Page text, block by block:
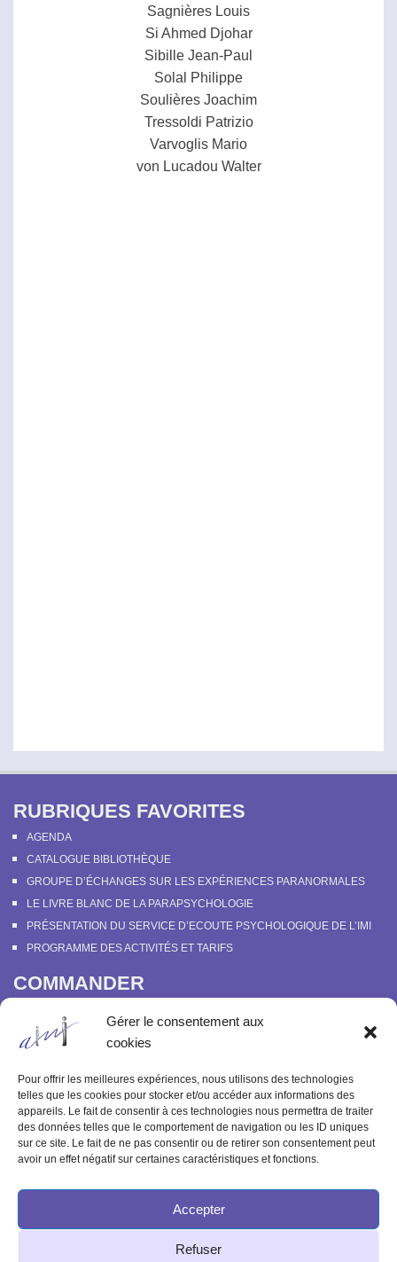
Gérer le consentement aux
cookies
Pour offrir les meilleures expériences, nous utilisons des technologies
telles que les cookies pour stocker et/ou accéder aux informations des
appareils. Le fait de consentir à ces technologies nous permettra de traiter
des données telles que le comportement de navigation ou les ID uniques
sur ce site. Le fait de ne pas consentir ou de retirer son consentement peut
avoir un effet négatif sur certaines caractéristiques et fonctions.
Accepter
Refuser
Sagnières Louis
Si Ahmed Djohar
Sibille Jean-Paul
Solal Philippe
Soulières Joachim
Tressoldi Patrizio
Varvoglis Mario
von Lucadou Walter
RUBRIQUES FAVORITES
AGENDA
CATALOGUE BIBLIOTHÈQUE
GROUPE D’ÉCHANGES SUR LES EXPÉRIENCES PARANORMALES
LE LIVRE BLANC DE LA PARAPSYCHOLOGIE
PRÉSENTATION DU SERVICE D’ECOUTE PSYCHOLOGIQUE DE L’IMI
PROGRAMME DES ACTIVITÉS ET TARIFS
COMMANDER
SOUTENIR L’INSTITUT MÉTAPSYCHIQUE
COMMANDER OU FEUILLETER “LE BULLETIN MÉTAPSYCHIQUE” ET
“MÉTAPSYCHIQUE”
ARCHIVES
ACTIVITÉS PASSÉES
© 2003-2025 INSTITUT MÉTAPSYCHIQUE
INTERNATIONAL